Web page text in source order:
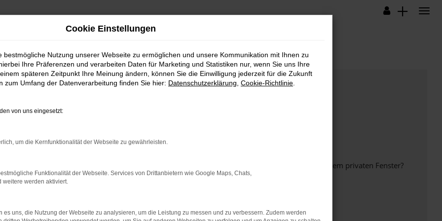
bestimmter Seiten verhindern. Funktioniert die Seite in einem anderen Browser oder in einem privaten Fenster?
beheben.
auf dem neuesten Stand sind.
kann auch dazu führen, dass bestimmte Funktionen nicht mehr unterstützt werden.
Cookie Einstellungen
bestmögliche Nutzung unserer Webseite zu ermöglichen und unsere Kommunikation mit Ihnen zu
Ihre Präferenzen und verarbeiten Daten für Marketing und Statistiken nur, wenn Sie uns Ihre
späteren Zeitpunkt Ihre Meinung ändern, können Sie die Einwilligung jederzeit für die Zukunft
zum Umfang der Datenverarbeitung finden Sie hier: Datenschutzerklärung Cookie-Richtlinie
von uns eingesetzt:
um die Kernfunktionalität der Webseite zu gewährleisten.
Funktionalität der Webseite. Services von Drittanbietern wie Google Maps, Chats,
weitere werden aktiviert.
es uns, die Nutzung der Webseite zu analysieren, um die Leistung zu messen und zu verbessern. Zudem werden